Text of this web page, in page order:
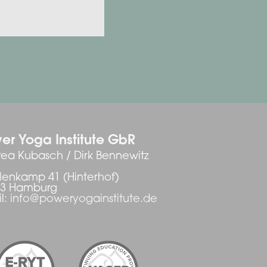
Yoga Institute GbR
Kubasch / Dirk Bennewitz
41 (Hinterhof)
Hamburg
info@poweryogainstitute.de